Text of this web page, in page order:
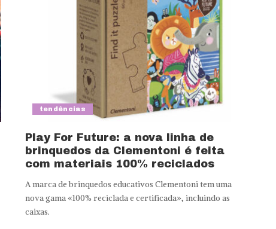
tendências
Play For Future: a nova linha de
brinquedos da Clementoni é feita
com materiais 100% reciclados
A marca de brinquedos educativos Clementoni tem uma
nova gama «100% reciclada e certificada», incluindo as
caixas.